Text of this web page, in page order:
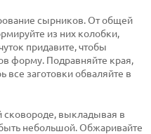
сырников. От общей
из них колобки,
придавите, чтобы
форму. Подравняйте края,
заготовки обваляйте в
сковороде, выкладывая в
небольшой. Обжаривайте